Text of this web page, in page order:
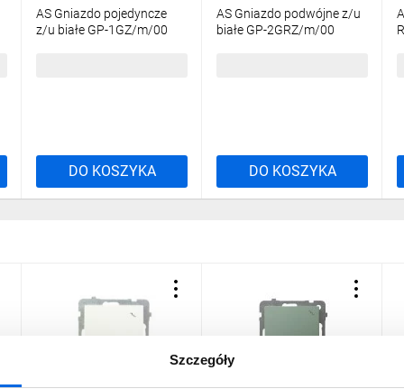
Szczegóły
AS Gniazdo pojedyncze
z/u białe GP-1GZ/m/00
DO KOSZYKA
AS Gniazdo podwójne z/u
białe GP-2GRZ/m/00
DO KOSZYKA